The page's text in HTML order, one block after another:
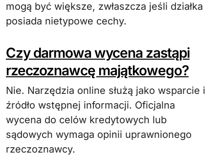
mogą być większe, zwłaszcza jeśli działka
posiada nietypowe cechy.
Czy darmowa wycena zastąpi
rzeczoznawcę majątkowego?
Nie. Narzędzia online służą jako wsparcie i
źródło wstępnej informacji. Oficjalna
wycena do celów kredytowych lub
sądowych wymaga opinii uprawnionego
rzeczoznawcy.